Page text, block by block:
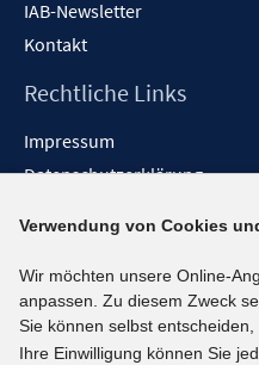
IAB-Newsletter
Kontakt
Rechtliche Links
Impressum
Datenschutzerklärung
Barrieren melden
Social-Media-Kanäle
BlueSky
Verwendung von Cookies
Wir möchten unsere Online-
anpassen. Zu diesem Zweck
Sie können selbst
Ihre Einwilligung können Sie